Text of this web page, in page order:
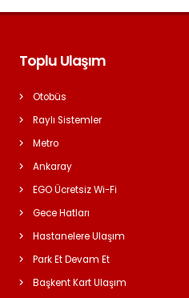
Toplu Ulaşım
Otobüs
Raylı Sistemler
Metro
Ankaray
EGO Ücretsiz Wi-Fi
Gece Hatları
Hastanelere Ulaşım
Park Et Devam Et
Başkent Kart Ulaşım